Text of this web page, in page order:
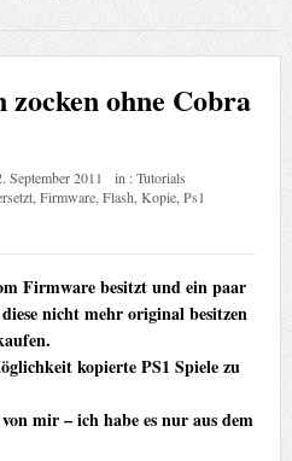
zocken ohne Cobra
September 2011 in :Tutorials
, Firmware, Flash Kopie, Ps1
Firmware besitzt und ein paar
nicht mehr original besitzen
kopierte PS1 Spiele zu
mir – ich habe es nur aus dem